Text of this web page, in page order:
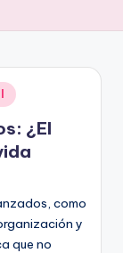
¿El
como
y
que no